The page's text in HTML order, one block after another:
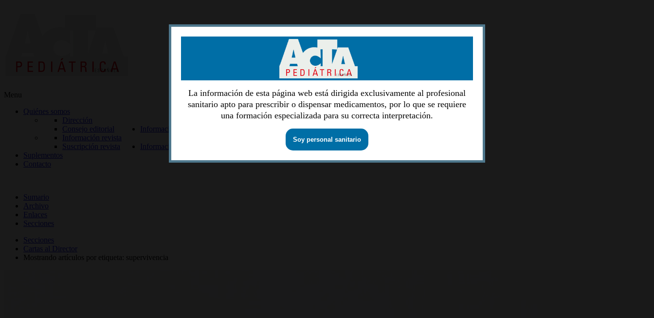
Menu
Quiénes somos
Dirección
Consejo editorial
Información lectores
Información revista
Suscripción revista
Información autores
Suplementos
Contacto
Sumario
Archivo
Enlaces
Secciones
Secciones
Cartas al Director
Mostrando artículos por etiqueta: supervivencia
La información de esta página web está dirigida exclusivamente al profesional
sanitario apto para prescribir o dispensar medicamentos, por lo que se requiere
una formación especializada para su correcta interpretación.
Soy personal sanitario